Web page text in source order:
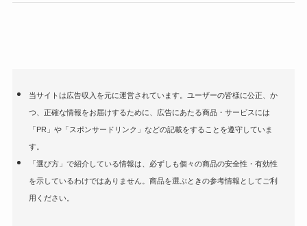
当サイトは広告収入を元に運営されています。ユーザーの皆様に公正、か
つ、正確な情報をお届けするために、広告にあたる商品・サービスには
「PR」や「スポンサードリンク」などの記載をすることを遵守していま
す。
「選び方」で紹介している情報は、必ずしも個々の商品の安全性・有効性
を示しているわけではありません。商品を選ぶときの参考情報としてご利
用ください。